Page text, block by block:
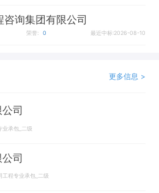
询集团有限公司
荣誉: 0 最近中标:2026-08-10
更多信息 >
司
业承包_二级
司
工程专业承包_二级